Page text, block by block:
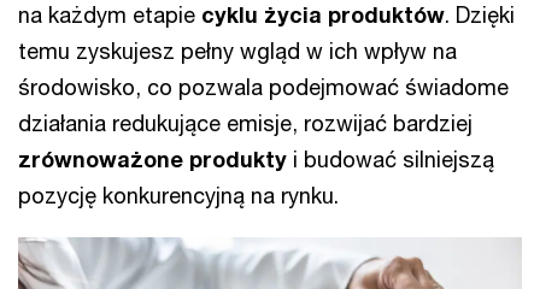
na każdym etapie cyklu życia produktów. Dzięki
temu zyskujesz pełny wgląd w ich wpływ na
środowisko, co pozwala podejmować świadome
działania redukujące emisje, rozwijać bardziej
zrównoważone produkty i budować silniejszą
pozycję konkurencyjną na rynku.